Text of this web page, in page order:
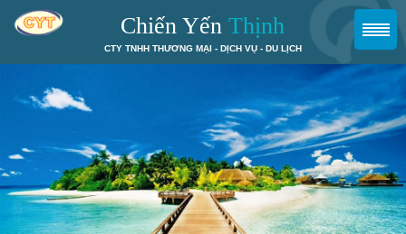
Chiến YếnThịnh
CTY TNHH THƯƠNG MẠI - DỊCH VỤ - DU LỊCH